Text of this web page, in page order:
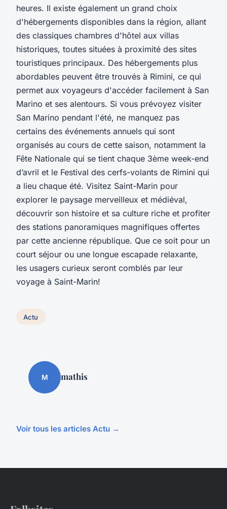
heures. Il existe également un grand choix
d'hébergements disponibles dans la région, allant
des classiques chambres d'hôtel aux villas
historiques, toutes situées à proximité des sites
touristiques principaux. Des hébergements plus
abordables peuvent être trouvés à Rimini, ce qui
permet aux voyageurs d'accéder facilement à San
Marino et ses alentours. Si vous prévoyez visiter
San Marino pendant l'été, ne manquez pas
certains des événements annuels qui sont
organisés au cours de cette saison, notamment la
Fête Nationale qui se tient chaque 3ème week-end
d’avril et le Festival des cerfs-volants de Rimini qui
a lieu chaque été. Visitez Saint-Marin pour
explorer le paysage merveilleux et médiéval,
découvrir son histoire et sa culture riche et profiter
des stations panoramiques magnifiques offertes
par cette ancienne république. Que ce soit pour un
court séjour ou une longue escapade relaxante,
les usagers curieux seront comblés par leur
voyage à Saint-Marin!
Actu
M mathis
Voir tous les articles Actu →